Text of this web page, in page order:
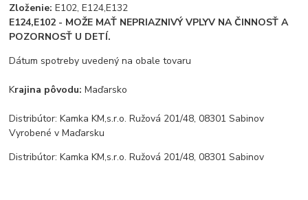
Zloženie: E102, E124,E132
E124,E102 - MOŽE MAŤ NEPRIAZNIVÝ VPLYV NA ČINNOSŤ A
POZORNOSŤ U DETÍ.
Dátum spotreby uvedený na obale tovaru
Krajina pôvodu: Maďarsko
Distribútor: Kamka KM,s.r.o. Ružová 201/48, 08301 Sabinov
Vyrobené v Maďarsku
Distribútor: Kamka KM,s.r.o. Ružová 201/48, 08301 Sabinov